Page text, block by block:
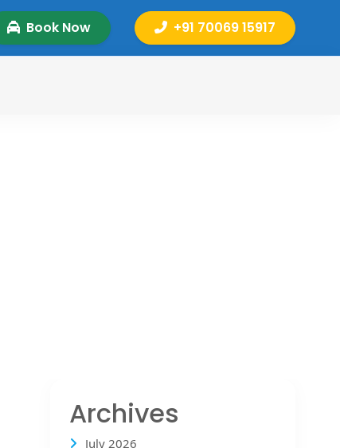
Book Now +91 70069 15917
Archives
July 2026